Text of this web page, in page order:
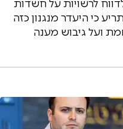
לרשויות על חשדות
כי היעדר מנגנון כזה
ועל גיבוש מענה